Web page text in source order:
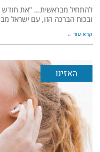
להתחיל מבראשית… "את חודש
ובכוח הברכה הזו, עם ישראל מברך את
קרא עוד ←
האזינו